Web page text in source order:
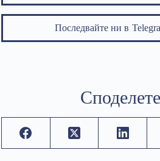
Последвайте ни в